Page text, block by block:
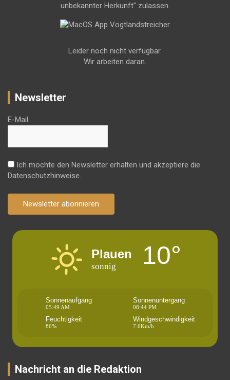
unbekannter Herkunft" zulassen.
Leider noch nicht verfügbar.
Wir arbeiten daran.
Newsletter
E-Mail
Ich möchte den Newsletter erhalten und akzeptiere die
Datenschutzhinweise.
Newsletter abonnieren
Plauen
sonnig 10°
Sonnenaufgang
05:49 AM
Sonnenuntergang
08:44 PM
Feuchtigkeit
86%
Windgeschwindigkeit
7.6Km/h
Nachricht an die Redaktion